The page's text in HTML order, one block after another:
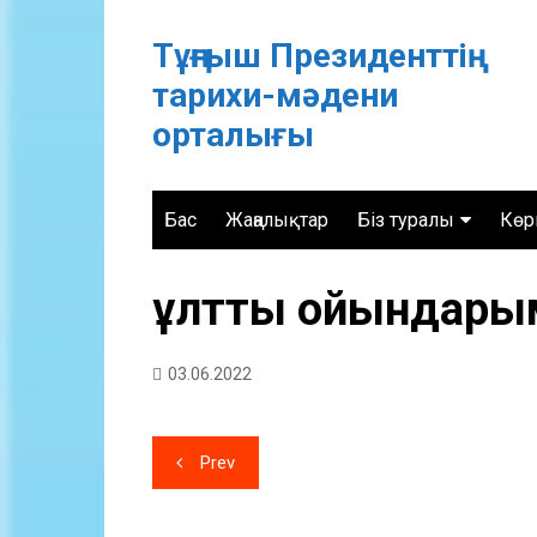
Тұңғыш Президенттің
тарихи-мәдени
орталығы
Бас Жаңалықтар Біз туралы
Байланыс
ұлттық
03.06.2022
Жазба
навигациясы
Prev